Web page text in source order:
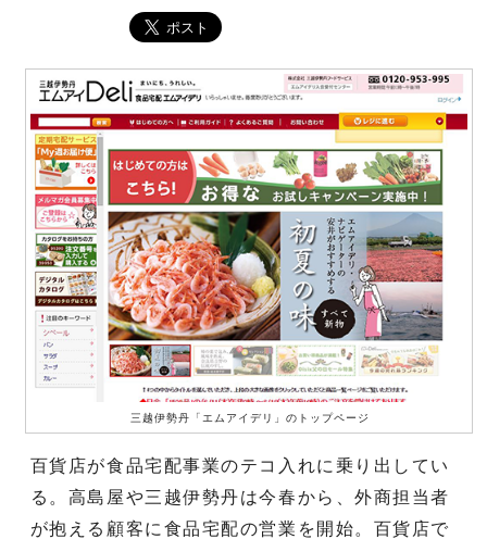
三越伊勢丹「エムアイデリ」のトップページ
百貨店が食品宅配事業のテコ入れに乗り出してい
る。高島屋や三越伊勢丹は今春から、外商担当者
が抱える顧客に食品宅配の営業を開始。百貨店で